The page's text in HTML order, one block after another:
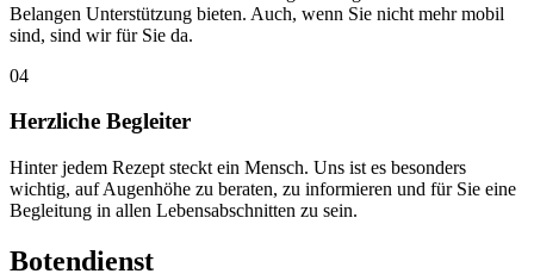
Belangen Unter­stützung bieten. Auch, wenn Sie nicht mehr mobil
sind, sind wir für Sie da.
04
Herzliche Begleiter
Hinter jedem Rezept steckt ein Mensch. Uns ist es besonders
wichtig, auf Augen­höhe zu beraten, zu informieren und für Sie eine
Beglei­tung in allen Lebens­abschnitten zu sein.
Boten­dienst